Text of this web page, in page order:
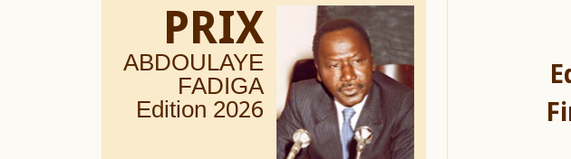
PRIX
ABDOULAYE
FADIGA
Edition 2026